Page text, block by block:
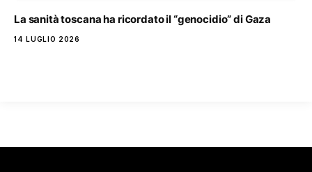
La sanità toscana ha ricordato il “genocidio” di Gaza
14 LUGLIO 2026